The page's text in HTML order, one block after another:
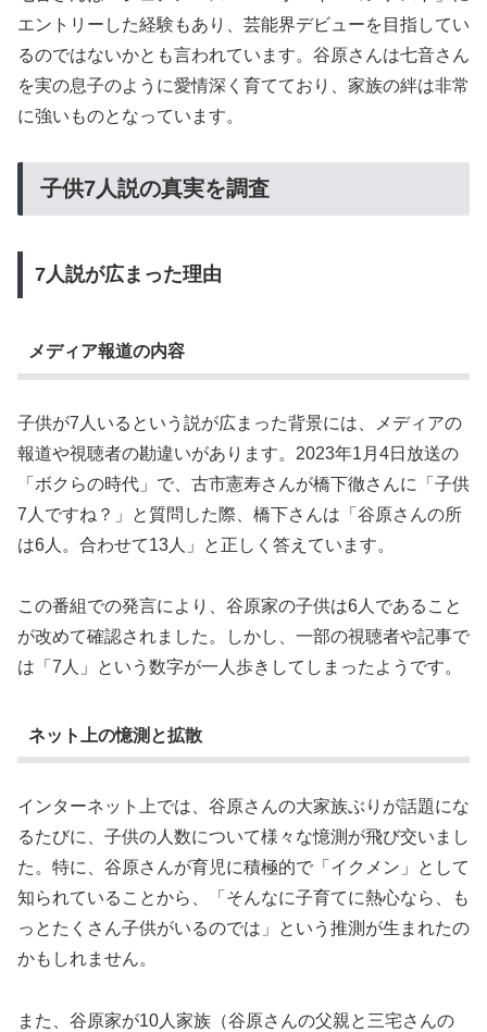
エントリーした経験もあり、芸能界デビューを目指してい
るのではないかとも言われています。谷原さんは七音さん
を実の息子のように愛情深く育てており、家族の絆は非常
に強いものとなっています。
子供7人説の真実を調査
7人説が広まった理由
メディア報道の内容
子供が7人いるという説が広まった背景には、メディアの
報道や視聴者の勘違いがあります。2023年1月4日放送の
「ボクらの時代」で、古市憲寿さんが橋下徹さんに「子供
7人ですね？」と質問した際、橋下さんは「谷原さんの所
は6人。合わせて13人」と正しく答えています。
この番組での発言により、谷原家の子供は6人であること
が改めて確認されました。しかし、一部の視聴者や記事で
は「7人」という数字が一人歩きしてしまったようです。
ネット上の憶測と拡散
インターネット上では、谷原さんの大家族ぶりが話題にな
るたびに、子供の人数について様々な憶測が飛び交いまし
た。特に、谷原さんが育児に積極的で「イクメン」として
知られていることから、「そんなに子育てに熱心なら、も
っとたくさん子供がいるのでは」という推測が生まれたの
かもしれません。
また、谷原家が10人家族（谷原さんの父親と三宅さんの